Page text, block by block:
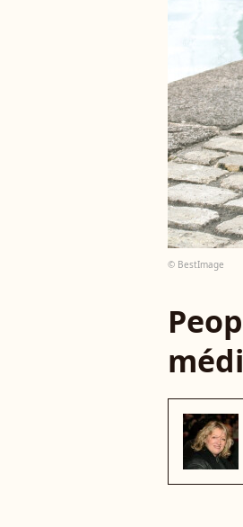
© BestImage